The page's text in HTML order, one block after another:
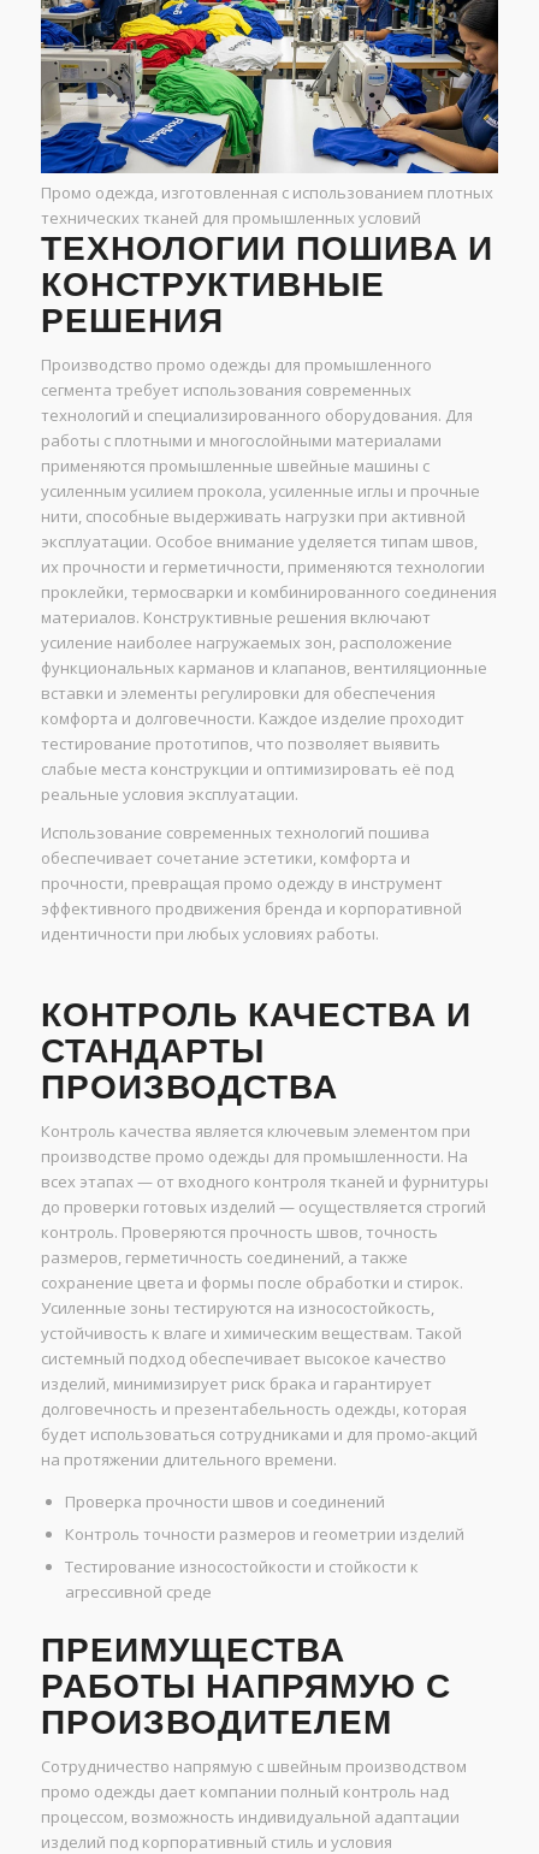
Промо одежда, изготовленная с использованием плотных
технических тканей для промышленных условий
ТЕХНОЛОГИИ ПОШИВА И
КОНСТРУКТИВНЫЕ
РЕШЕНИЯ
Производство промо одежды для промышленного
сегмента требует использования современных
технологий и специализированного оборудования. Для
работы с плотными и многослойными материалами
применяются промышленные швейные машины с
усиленным усилием прокола, усиленные иглы и прочные
нити, способные выдерживать нагрузки при активной
эксплуатации. Особое внимание уделяется типам швов,
их прочности и герметичности, применяются технологии
проклейки, термосварки и комбинированного соединения
материалов. Конструктивные решения включают
усиление наиболее нагружаемых зон, расположение
функциональных карманов и клапанов, вентиляционные
вставки и элементы регулировки для обеспечения
комфорта и долговечности. Каждое изделие проходит
тестирование прототипов, что позволяет выявить
слабые места конструкции и оптимизировать её под
реальные условия эксплуатации.
Использование современных технологий пошива
обеспечивает сочетание эстетики, комфорта и
прочности, превращая промо одежду в инструмент
эффективного продвижения бренда и корпоративной
идентичности при любых условиях работы.
КОНТРОЛЬ КАЧЕСТВА И
СТАНДАРТЫ
ПРОИЗВОДСТВА
Контроль качества является ключевым элементом при
производстве промо одежды для промышленности. На
всех этапах — от входного контроля тканей и фурнитуры
до проверки готовых изделий — осуществляется строгий
контроль. Проверяются прочность швов, точность
размеров, герметичность соединений, а также
сохранение цвета и формы после обработки и стирок.
Усиленные зоны тестируются на износостойкость,
устойчивость к влаге и химическим веществам. Такой
системный подход обеспечивает высокое качество
изделий, минимизирует риск брака и гарантирует
долговечность и презентабельность одежды, которая
будет использоваться сотрудниками и для промо-акций
на протяжении длительного времени.
Проверка прочности швов и соединений
Контроль точности размеров и геометрии изделий
Тестирование износостойкости и стойкости к
агрессивной среде
ПРЕИМУЩЕСТВА
РАБОТЫ НАПРЯМУЮ С
ПРОИЗВОДИТЕЛЕМ
Сотрудничество напрямую с швейным производством
промо одежды дает компании полный контроль над
процессом, возможность индивидуальной адаптации
изделий под корпоративный стиль и условия